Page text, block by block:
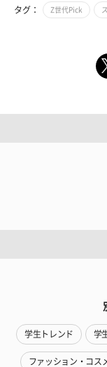
タグ： Z世代Pick
学生トレンド 学
ファッション・コス